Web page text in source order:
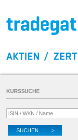
KURSSUCHE
SUCHEN >